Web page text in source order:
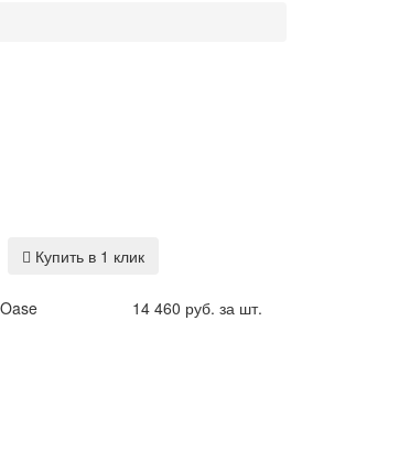
Купить в 1 клик
14 460 руб. за шт.